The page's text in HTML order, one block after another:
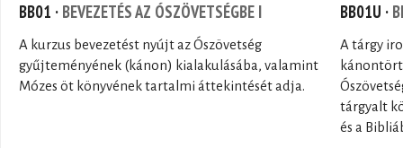
BB01 · BEVEZETÉS AZ ÓSZÖVETSÉGBE I
A kurzus bevezetést nyújt az Ószövetség
gyűjteményének (kánon) kialakulásába, valamint
Mózes öt könyvének tartalmi áttekintését adja.
BB01U ·
A tárgy
tárgyalt
és a